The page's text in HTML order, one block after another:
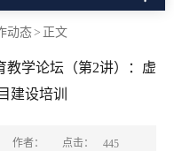
动态> 正文
教学论坛（第2讲）：虚
建设培训
作者： 点击： 445